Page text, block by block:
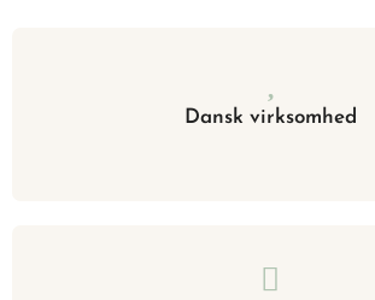
Dansk virksomhed